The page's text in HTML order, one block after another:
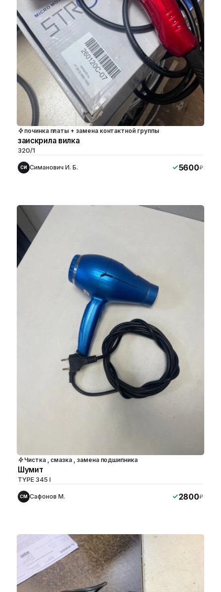
починка платы + замена контактной группы
заискрила вилка
320/1
СИ Симанович И. Б. 5600₽
Чистка , смазка , замена подшипника
Шумит
TYPE 345 I
СМ Сафонов М. 2800₽